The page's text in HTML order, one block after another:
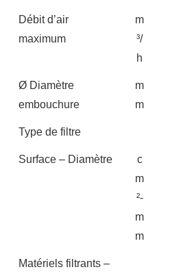
Débit d’air
maximum
m
³/
h
Ø Diamètre
embouchure
m
m
Type de filtre
Surface – Diamètre
c
m
²-
m
m
Matériels filtrants –